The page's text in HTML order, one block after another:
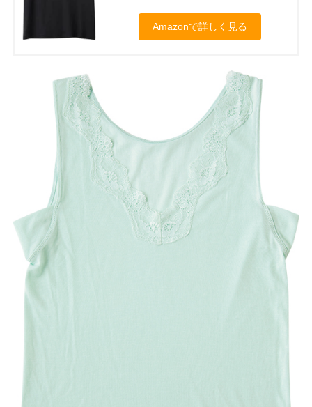
Amazonで詳しく見る